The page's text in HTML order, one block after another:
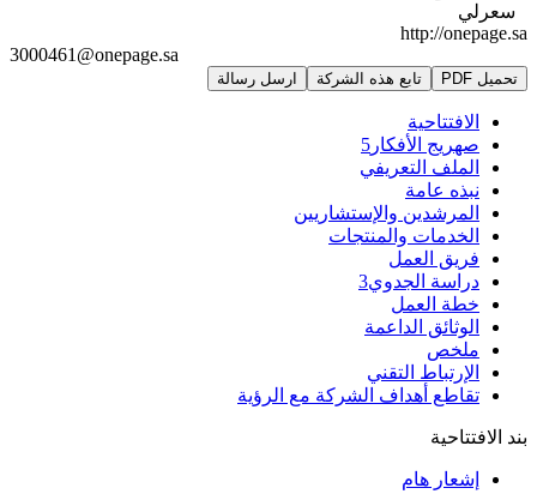
سعرلي
http://onepage.sa
3000461@onepage.sa
تحميل PDF تابع هذه الشركة ارسل رسالة
الافتتاحية
صهريج الأفكار 5
الملف التعريفي
نبذه عامة
المرشدين والإستشاريين
الخدمات والمنتجات
فريق العمل
دراسة الجدوي3
خطة العمل
الوثائق الداعمة
ملخص
الإرتباط التقني
تقاطع أهداف الشركة مع الرؤية
بند الافتتاحية
إشعار هام